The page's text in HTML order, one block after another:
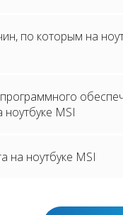
по которым на
MSI
на ноутбуке MSI